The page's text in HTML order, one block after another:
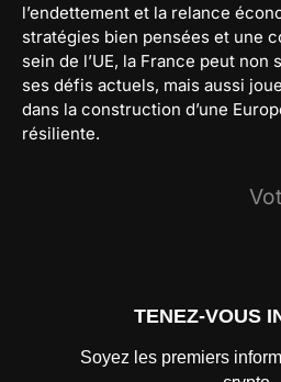
l’endettement et la relance
stratégies bien pensées et une
sein de l’UE, la France peut
ses défis actuels, mais aussi
dans la construction d’une
résiliente.
TENEZ-VOUS
Soyez les premiers